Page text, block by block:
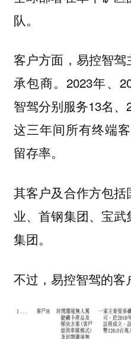
队。
客户方面，易控智
承包商。2023年、
智驾分别服务13名
这三年间所有终端
留存率。
其客户及合作方包
业、首钢集团、宝
集团。
不过，易控智驾的客